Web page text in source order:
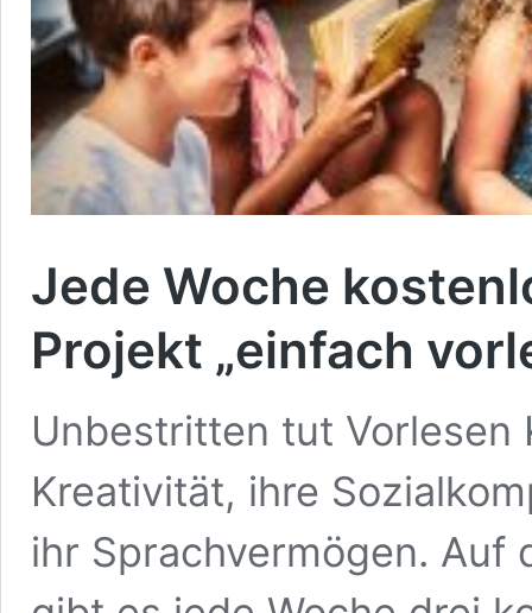
Jede Woche
Projekt „einfach
Unbestritten tut Vorlesen
Kreativität, ihre
ihr Sprachvermögen. Auf